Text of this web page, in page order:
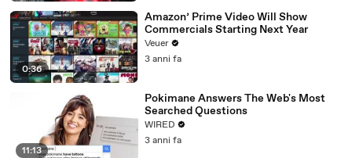
0:36
Amazon’ Prime Video Will Show
Commercials Starting Next Year
Veuer
3 anni fa
11:13
Pokimane Answers The Web's Most
Searched Questions
WIRED
3 anni fa